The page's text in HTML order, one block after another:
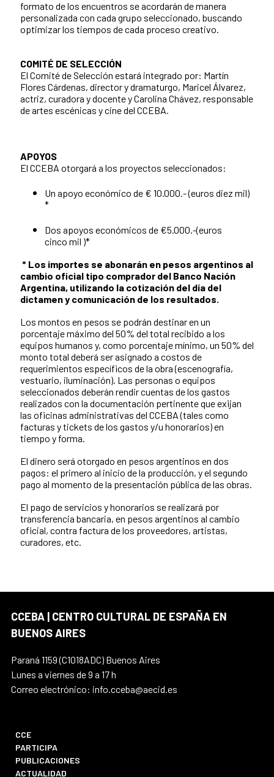
formato de los encuentros se acordarán de manera
personalizada con cada grupo seleccionado, buscando
optimizar los tiempos de cada proceso creativo.
COMITÉ DE SELECCIÓN
El Comité de Selección estará integrado por: Martín
Flores Cárdenas, director y dramaturgo, Maricel Álvarez,
actriz, curadora y docente y Carolina Chávez, responsable
de artes escénicas y cine del CCEBA.
APOYOS
El CCEBA otorgará a los proyectos seleccionados:
Un apoyo económico de € 10.000.- (euros diez mil)
*
Dos apoyos económicos de €5.000.-(euros
cinco mil )*
* Los importes se abonarán en pesos argentinos al
cambio oficial tipo comprador del Banco Nación
Argentina, utilizando la cotización del día del
dictamen y comunicación de los resultados.
Los montos en pesos se podrán destinar en un
porcentaje máximo del 50% del total recibido a los
equipos humanos y, como porcentaje mínimo, un 50% del
monto total deberá ser asignado a costos de
requerimientos específicos de la obra (escenografía,
vestuario, iluminación). Las personas o equipos
seleccionados deberán rendir cuentas de los gastos
realizados con la documentación pertinente que exijan
las oficinas administrativas del CCEBA (tales como
facturas y tickets de los gastos y/u honorarios) en
tiempo y forma.
El dinero será otorgado en pesos argentinos en dos
pagos: el primero al inicio de la producción, y el segundo
pago al momento de la presentación pública de las obras.
El pago de servicios y honorarios se realizará por
transferencia bancaria, en pesos argentinos al cambio
oficial, contra factura de los proveedores, artistas,
curadores, etc.
CCEBA | CENTRO CULTURAL DE ESPAÑA EN
BUENOS AIRES
Paraná 1159 (C1018ADC) Buenos Aires
Lunes a viernes de 9 a 17 h
Correo electrónico: info.cceba@aecid.es
CCE
PARTICIPA
PUBLICACIONES
ACTUALIDAD